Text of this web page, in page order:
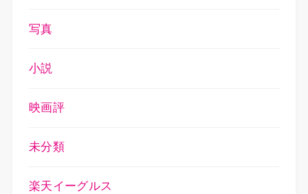
写真
小説
映画評
未分類
楽天イーグルス